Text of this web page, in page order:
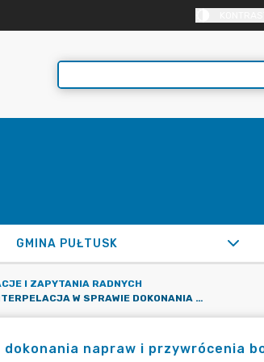
GMINA PUŁTUSK
I ZAPYTANIA RADNYCH
INTERPELACJA W SPRAWIE DOKONANIA NAPRAW I PRZYWRÓCENIA BOISKA PRZY UL. WIDOK DO STANU PIERWOTNEGO
napraw i przywrócenia